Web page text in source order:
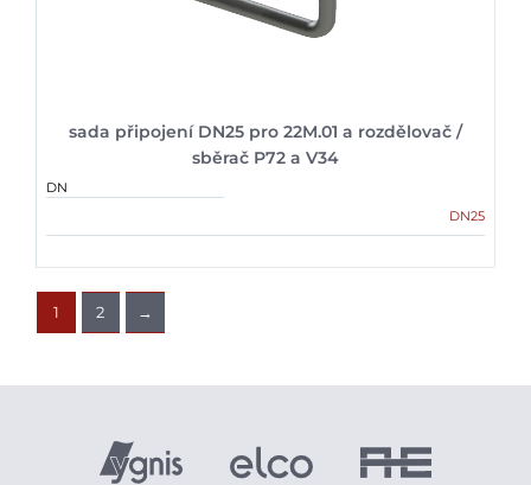
sada připojení DN25 pro 22M.01 a rozdělovač /
sběrač P72 a V34
DN
DN25
1 2 →